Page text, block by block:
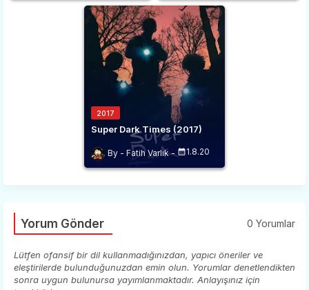
2017
Super Dark Times (2017)
Fatih Varlık 1.8.20
Yorum Gönder 0 Yorumlar
Lütfen ofansif bir dil kullanmadığınızdan, yapıcı öneriler ve
eleştirilerde bulunduğunuzdan emin olun. Yorumlar denetlendikten
sonra uygun bulunursa yayımlanmaktadır. Anlayışınız için